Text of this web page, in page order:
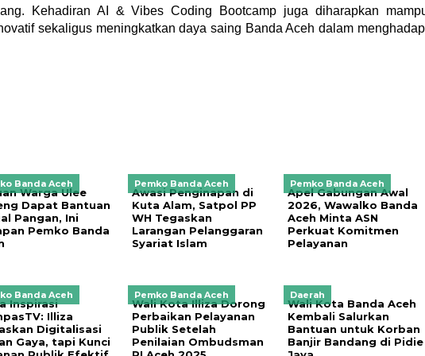
Kehadiran AI & Vibes Coding Bootcamp juga diharapkan
sekaligus meningkatkan daya saing Banda Aceh dalam
Banda Aceh
Warga Ulee
Dapat Bantuan
Pangan, Ini
Pemko Banda
Pemko Banda Aceh
Awasi Penginapan di
Kuta Alam, Satpol PP
WH Tegaskan
Larangan Pelanggaran
Syariat Islam
Pemko Banda Aceh
Apel Gabungan Awal
2026, Wawalko Banda
Aceh Minta ASN
Perkuat Komitmen
Pelayanan
Banda Aceh
Inspirasi
Illiza
Digitalisasi
Gaya, tapi Kunci
Pemko Banda Aceh
Wali Kota Illiza Dorong
Perbaikan Pelayanan
Publik Setelah
Penilaian Ombudsman
Daerah
Wali Kota Banda Aceh
Kembali Salurkan
Bantuan untuk Korban
Banjir Bandang di Pidie